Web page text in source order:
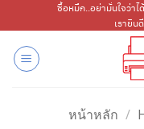
ไป
เนื้อหา
ซื้อหมึก..อย่ามั่นใจว่า
เรายิน
หน้าหลัก /